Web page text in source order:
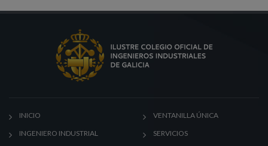
INICIO
INGENIERO INDUSTRIAL
VENTANILLA ÚNICA
SERVICIOS